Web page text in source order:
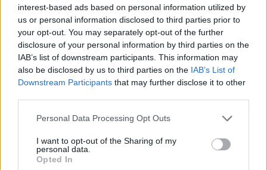
interest-based ads based on personal information utilized by
us or personal information disclosed to third parties prior to
your opt-out. You may separately opt-out of the further
disclosure of your personal information by third parties on the
IAB’s list of downstream participants. This information may
also be disclosed by us to third parties on the IAB’s List of
Downstream Participants that may further disclose it to other
Personal Data Processing Opt Outs
I want to opt-out of the Sharing of my
personal data.
Opted In
Lepiej sprawdź, jak ubezpieczyć balkon.
Inaczej możesz zapłacić nawet 250 tys.
zł
Domowy trik na niższe rachunki za
ogrzewanie. Wystarczą te dwie rzeczy
szufladzie pralki. Mnóstwo osób nie ma